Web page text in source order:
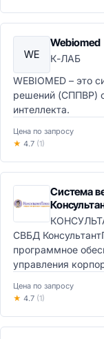
WE
Webiomed
К-ЛАБ
WEBIOMED – это
решений (СППВР)
интеллекта.
Цена по запросу
★ 4.7 (1)
Система
СВБД
программное
управления
Цена по запросу
★ 4.7 (1)